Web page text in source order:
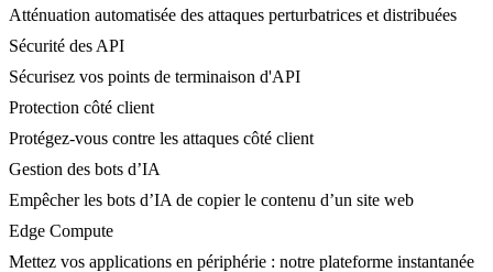
Atténuation automatisée des attaques perturbatrices et distribuées
Sécurité des API
Sécurisez vos points de terminaison d'API
Protection côté client
Protégez-vous contre les attaques côté client
Gestion des bots d’IA
Empêcher les bots d’IA de copier le contenu d’un site web
Edge Compute
Mettez vos applications en périphérie : notre plateforme instantanée